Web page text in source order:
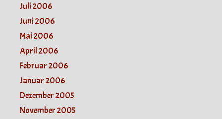
Juli 2006
Juni 2006
Mai 2006
April 2006
Februar 2006
Januar 2006
Dezember 2005
November 2005